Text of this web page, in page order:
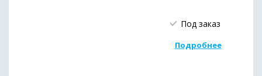
Под заказ
Подробнее